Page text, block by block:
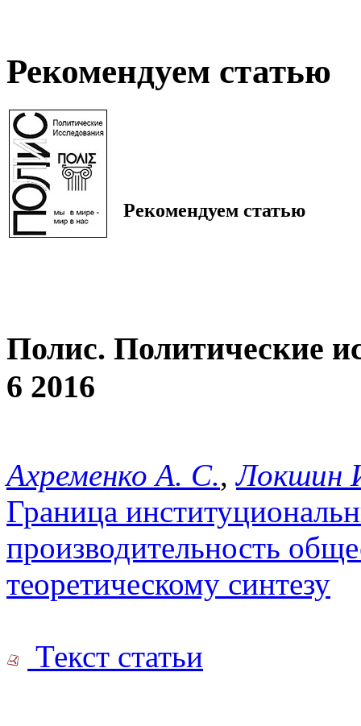
Рекомендуем статью
Рекомендуем статью
Полис. Политические
6 2016
Ахременко А. С.,Локшин
Граница
производительность
теоретическому синтезу
Текст статьи